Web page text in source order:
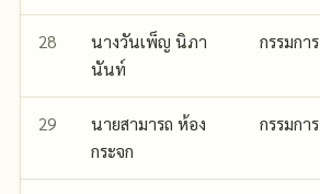
28
นางวันเพ็ญ นิภา
นันท์
กรรมการ
29
นายสามารถ ห้อง
กระจก
กรรมการ